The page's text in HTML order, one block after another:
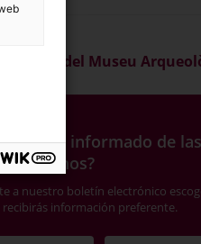
estar informado de
a nuestro boletín electrónico
recibirás información preferente.